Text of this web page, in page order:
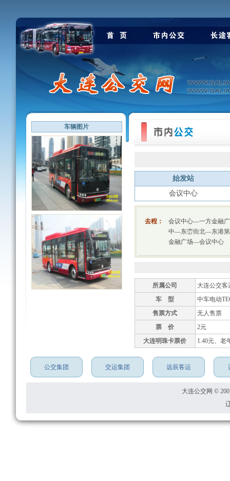
车辆图片
始发站
会议中心
去程：
会议中心—一方金融
中—东峦街北—东港
金融广场—会议中心
所属公司
大连公交客
车 型
中车电动
售票方式
无人售票
票 价
2元
大连明珠卡票价
1.40元、老
公交集团 交运集团 远辰客运
大连公交网 ©